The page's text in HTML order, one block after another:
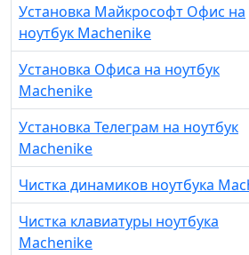
Установка Майкрософт Офис на
ноутбук Machenike
Установка Офиса на ноутбук
Machenike
Установка Телеграм на ноутбук
Machenike
Чистка динамиков ноутбука
Чистка клавиатуры ноутбука
Machenike